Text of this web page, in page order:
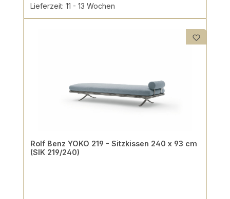
Lieferzeit: 11 - 13 Wochen
Rolf Benz YOKO 219 - Sitzkissen 240 x 93 cm
(SIK 219/240)